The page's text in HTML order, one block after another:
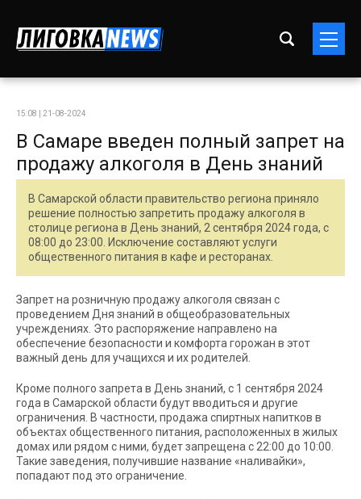
15:08 | 21-08-2024
В Самаре введен полный запрет на
продажу алкоголя в День знаний
В Самарской области правительство региона приняло
решение полностью запретить продажу алкоголя в
столице региона в День знаний, 2 сентября 2024 года, с
08:00 до 23:00. Исключение составляют услуги
общественного питания в кафе и ресторанах.
Запрет на розничную продажу алкоголя связан с
проведением Дня знаний в общеобразовательных
учреждениях. Это распоряжение направлено на
обеспечение безопасности и комфорта горожан в этот
важный день для учащихся и их родителей.
Кроме полного запрета в День знаний, с 1 сентября 2024
года в Самарской области будут вводиться и другие
ограничения. В частности, продажа спиртных напитков в
объектах общественного питания, расположенных в жилых
домах или рядом с ними, будет запрещена с 22:00 до 10:00.
Такие заведения, получившие название «наливайки»,
попадают под это ограничение.